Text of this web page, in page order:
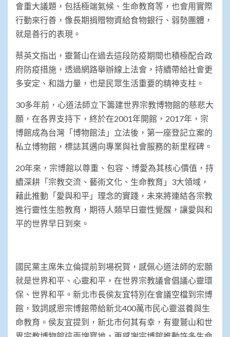
會重大議題，包括極端氣候、生命教育等，也會用實際
行動來行善，像長期捐贈物資給食物銀行、弱勢團體，
就是善行的表現。
蔡英文指出，靈鷲山在過去這段防疫期間也積極配合政
府防疫措施，透過網路舉辦線上法會，持續帶給社會更
多安定、和諧力量，也是民眾生活重要的精神支柱。
30多年前，心道法師立下籌建世界宗教博物館的慈悲大
願，在各界支持下，終於在2001年開館，2017年，宗
博館成為台灣「博物館法」立法後，第一座登記立案的
私立博物館，標誌其邁向專業與社會服務的新里程碑。
20年來，宗博館以尊重、包容、博愛為其核心價值，持
續深耕「宗教交流、藝術文化、生命教育」3大領域，
藉此推動「愛與和平」理念的實踐，未來將連結各宗教
進行靈性生態教育，期待人類早日靈性覺醒，讓愛與和
平的世界早日到來。
國民黨主席朱立倫提前到場祝賀，感佩心道法師的宏願
就是世界和平、心靈和平，在世界宗教議會倡議心靈環
保、世界和平。新北市長侯友宜特別在會議空檔到宗博
館，致詞感恩宗博館帶給新北400萬市民心靈滋養與生
命教育。侯友宜提到，新北市何其有幸，有靈鷲山和世